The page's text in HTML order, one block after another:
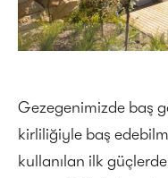
Gezegenimizde baş
kirliliğiyle baş
kullanılan ilk